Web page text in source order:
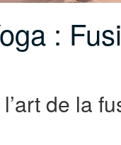
:
de la